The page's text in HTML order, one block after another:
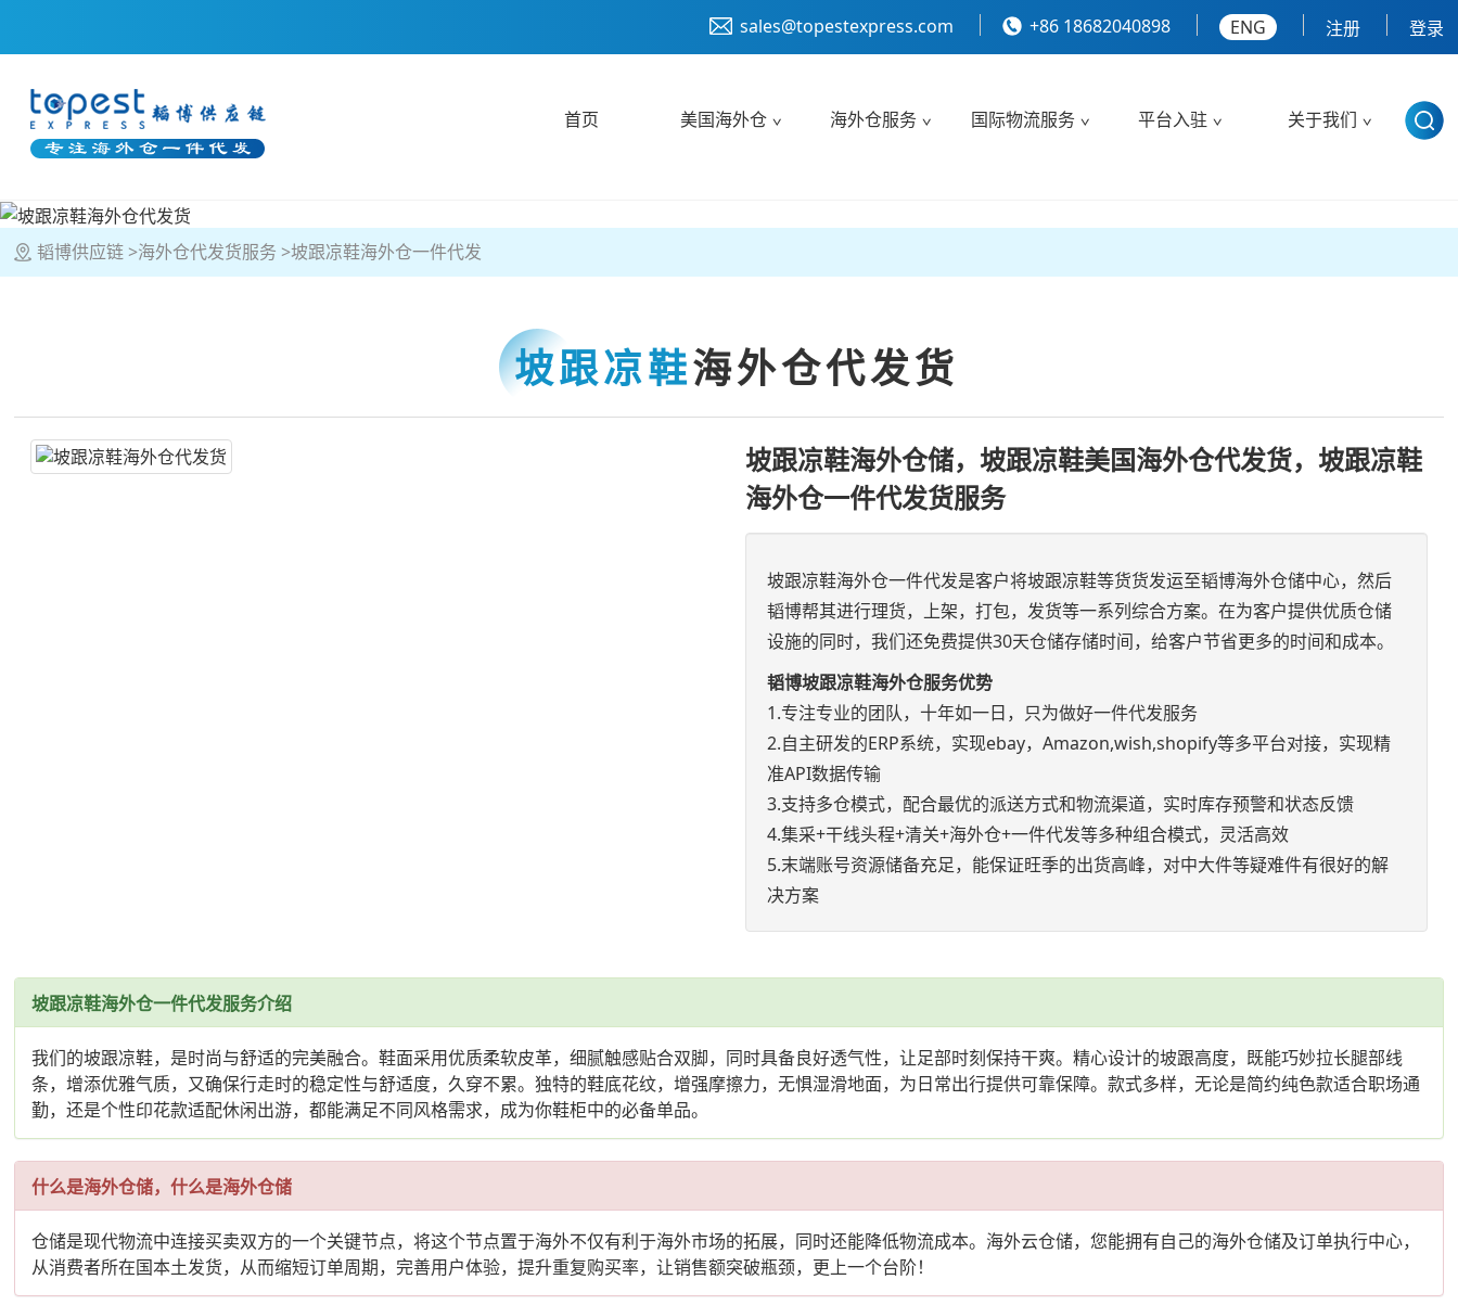
sales@topestexpress.com +86 18682040898 ENG 注册 登录
首页 美国海外仓 海外仓服务 国际物流服务 平台入驻 关于我们
韬博供应链 海外仓代发货服务 坡跟凉鞋海外仓一件代发
坡跟凉鞋海外仓代发货
坡跟凉鞋海外仓储，坡跟凉鞋美国海外仓代发货，坡跟凉鞋
海外仓一件代发货服务
坡跟凉鞋海外仓一件代发是客户将坡跟凉鞋等货货发运至韬博海外仓储中心，然后
韬博帮其进行理货，上架，打包，发货等一系列综合方案。在为客户提供优质仓储
设施的同时，我们还免费提供30天仓储存储时间，给客户节省更多的时间和成本。
韬博坡跟凉鞋海外仓服务优势
1.专注专业的团队，十年如一日，只为做好一件代发服务
2.自主研发的ERP系统，实现ebay，Amazon,wish,shopify等多平台对接，实现精
准API数据传输
3.支持多仓模式，配合最优的派送方式和物流渠道，实时库存预警和状态反馈
4.集采+干线头程+清关+海外仓+一件代发等多种组合模式，灵活高效
5.末端账号资源储备充足，能保证旺季的出货高峰，对中大件等疑难件有很好的解
决方案
坡跟凉鞋海外仓一件代发服务介绍
我们的坡跟凉鞋，是时尚与舒适的完美融合。鞋面采用优质柔软皮革，细腻触感贴合双脚，同时具备良好透气性，让足部时刻保持干爽。精心设计的坡跟高度，既能巧妙拉长腿部线
条，增添优雅气质，又确保行走时的稳定性与舒适度，久穿不累。独特的鞋底花纹，增强摩擦力，无惧湿滑地面，为日常出行提供可靠保障。款式多样，无论是简约纯色款适合职场通
勤，还是个性印花款适配休闲出游，都能满足不同风格需求，成为你鞋柜中的必备单品。
什么是海外仓储，什么是海外仓储
仓储是现代物流中连接买卖双方的一个关键节点，将这个节点置于海外不仅有利于海外市场的拓展，同时还能降低物流成本。海外云仓储，您能拥有自己的海外仓储及订单执行中心，
从消费者所在国本土发货，从而缩短订单周期，完善用户体验，提升重复购买率，让销售额突破瓶颈，更上一个台阶！